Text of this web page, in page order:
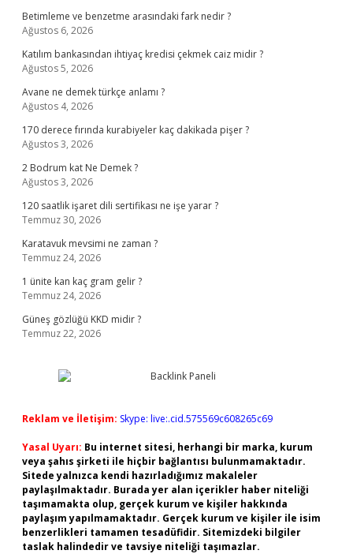
Betimleme ve benzetme arasındaki fark nedir ?
Ağustos 6, 2026
Katılım bankasından ihtiyaç kredisi çekmek caiz midir ?
Ağustos 5, 2026
Avane ne demek türkçe anlamı ?
Ağustos 4, 2026
170 derece fırında kurabiyeler kaç dakikada pişer ?
Ağustos 3, 2026
2 Bodrum kat Ne Demek ?
Ağustos 3, 2026
120 saatlik işaret dili sertifikası ne işe yarar ?
Temmuz 30, 2026
Karatavuk mevsimi ne zaman ?
Temmuz 24, 2026
1 ünite kan kaç gram gelir ?
Temmuz 24, 2026
Güneş gözlüğü KKD midir ?
Temmuz 22, 2026
Reklam ve İletişim: Skype: live:.cid.575569c608265c69
Yasal Uyarı: Bu internet sitesi, herhangi bir marka, kurum
veya şahıs şirketi ile hiçbir bağlantısı bulunmamaktadır.
Sitede yalnızca kendi hazırladığımız makaleler
paylaşılmaktadır. Burada yer alan içerikler haber niteliği
taşımamakta olup, gerçek kurum ve kişiler hakkında
paylaşım yapılmamaktadır. Gerçek kurum ve kişiler ile isim
benzerlikleri tamamen tesadüfidir. Sitemizdeki bilgiler
taslak halindedir ve tavsiye niteliği taşımazlar.